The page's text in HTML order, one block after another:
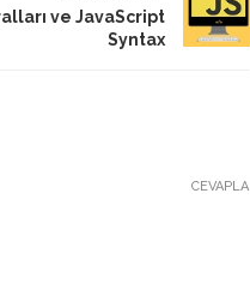
ve JavaScript
Syntax
CEVAPLA